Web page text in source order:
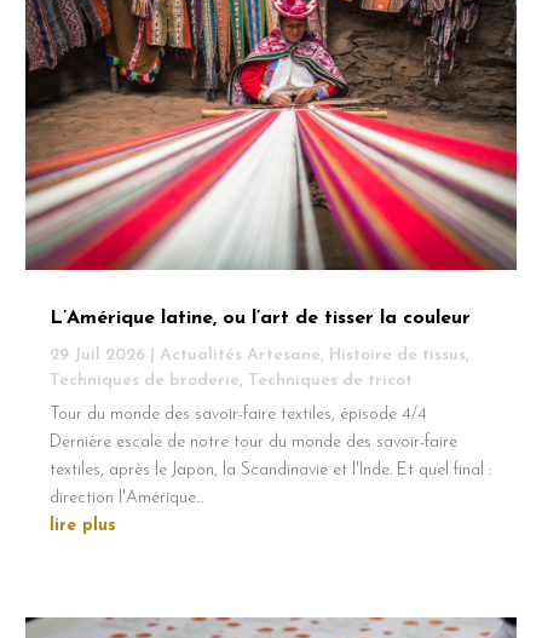
L’Amérique latine, ou l’art de tisser la couleur
29 Juil 2026 Actualités Artesane, Histoire de tissus,
Techniques de broderie, Techniques de tricot
Tour du monde des savoir-faire textiles, épisode 4/4
Dernière escale de notre tour du monde des savoir-faire
textiles, après le Japon, la Scandinavie et l'Inde. Et quel final :
direction l'Amérique...
lire plus